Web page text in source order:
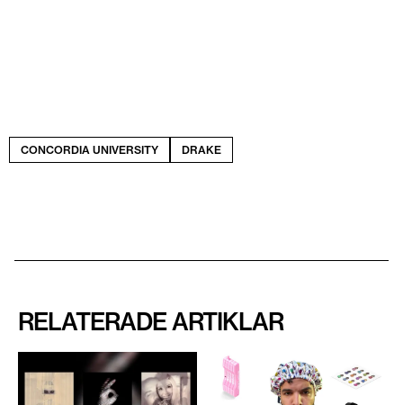
CONCORDIA UNIVERSITY DRAKE
RELATERADE ARTIKLAR